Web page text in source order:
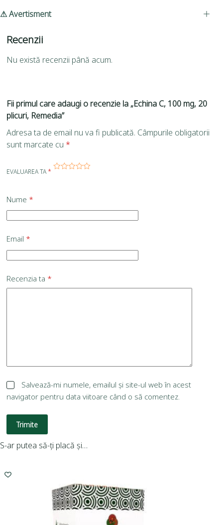
⚠ Avertisment
Recenzii
Nu există recenzii până acum.
Fii primul care adaugi o recenzie la „Echina C, 100 mg, 20
plicuri, Remedia”
Adresa ta de email nu va fi publicată. Câmpurile obligatorii
sunt marcate cu *
EVALUAREA TA*
Nume *
Email *
Recenzia ta *
Salvează-mi numele, emailul și site-ul web în acest
navigator pentru data viitoare când o să comentez.
Trimite
S-ar putea să-ți placă și…